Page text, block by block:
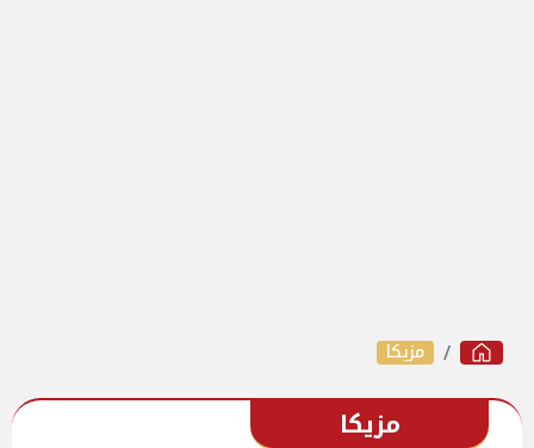
مزيكا
مزيكا